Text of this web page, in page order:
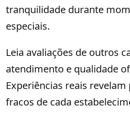
tranquilidade durante
especiais.
Leia avaliações de outros
atendimento e qualidade
Experiências reais
fracos de cada